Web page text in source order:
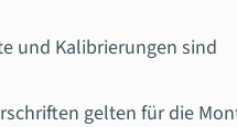
und Kalibrierungen sind
gelten für die